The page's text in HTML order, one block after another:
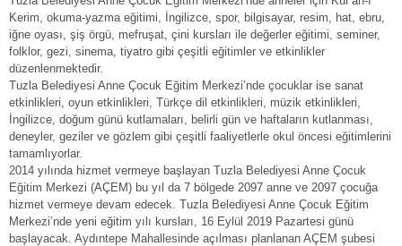
Kerim, okuma-yazma eğitimi, İngilizce, spor, bilgisayar, resim, hat, ebru,
iğne oyası, şiş örgü, mefruşat, çini kursları ile değerler eğitimi, seminer,
folklor, gezi, sinema, tiyatro gibi çeşitli eğitimler ve etkinlikler
düzenlenmektedir.
Tuzla Belediyesi Anne Çocuk Eğitim Merkezi’nde çocuklar ise sanat
etkinlikleri, oyun etkinlikleri, Türkçe dil etkinlikleri, müzik etkinlikleri,
İngilizce, doğum günü kutlamaları, belirli gün ve haftaların kutlanması,
deneyler, geziler ve gözlem gibi çeşitli faaliyetlerle okul öncesi eğitimlerini
tamamlıyorlar.
2014 yılında hizmet vermeye başlayan Tuzla Belediyesi Anne Çocuk
Eğitim Merkezi (AÇEM) bu yıl da 7 bölgede 2097 anne ve 2097 çocuğa
hizmet vermeye devam edecek. Tuzla Belediyesi Anne Çocuk Eğitim
Merkezi’nde yeni eğitim yılı kursları, 16 Eylül 2019 Pazartesi günü
başlayacak. Aydıntepe Mahallesinde açılması planlanan AÇEM şubesi